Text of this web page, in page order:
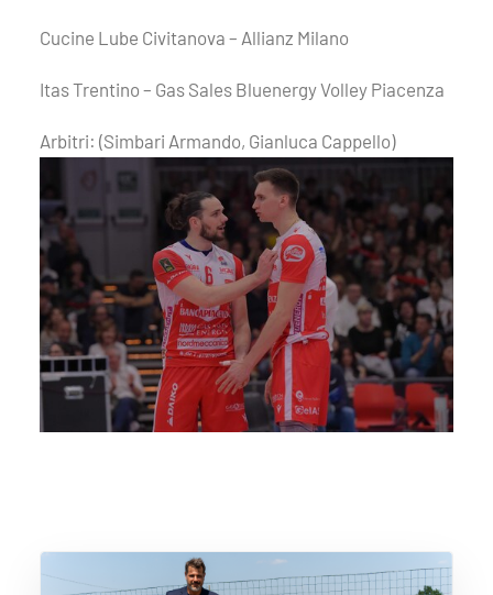
Cucine Lube Civitanova – Allianz Milano
Itas Trentino – Gas Sales Bluenergy Volley Piacenza
Arbitri: (Simbari Armando, Gianluca Cappello)